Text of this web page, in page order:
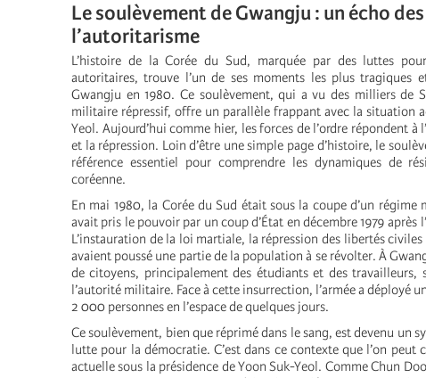
Le soulèvement de Gwangju : un écho
l’autoritarisme
L’histoire de la Corée du Sud, marquée par des luttes
autoritaires, trouve l’un de ses moments les plus tragiques
Gwangju en 1980. Ce soulèvement, qui a vu des milliers de
militaire répressif, offre un parallèle frappant avec la situation
Yeol. Aujourd’hui comme hier, les forces de l’ordre répondent
et la répression. Loin d’être une simple page d’histoire, le
référence essentiel pour comprendre les dynamiques de
coréenne.
En mai 1980, la Corée du Sud était sous la coupe d’un
avait pris le pouvoir par un coup d’État en décembre 1979 après
L’instauration de la loi martiale, la répression des libertés
avaient poussé une partie de la population à se révolter. À
de citoyens, principalement des étudiants et des
l’autorité militaire. Face à cette insurrection, l’armée a déployé
2 000 personnes en l’espace de quelques jours.
Ce soulèvement, bien que réprimé dans le sang, est devenu un
lutte pour la démocratie. C’est dans ce contexte que l’on
actuelle sous la présidence de Yoon Suk-Yeol. Comme Chun